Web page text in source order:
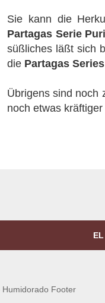
Sie kann die
Partagas Serie
süßliches läßt sich
die Partagas
Übrigens sind noch
noch etwas